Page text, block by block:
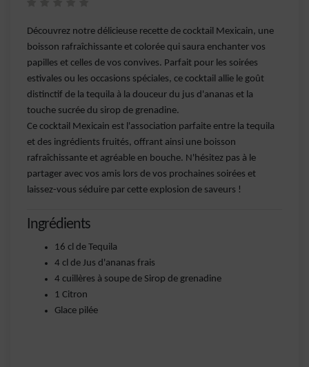
Découvrez notre délicieuse recette de cocktail Mexicain, une
boisson rafraîchissante et colorée qui saura enchanter vos
papilles et celles de vos convives. Parfait pour les soirées
estivales ou les occasions spéciales, ce cocktail allie le goût
distinctif de la tequila à la douceur du jus d'ananas et la
touche sucrée du sirop de grenadine.
Ce cocktail Mexicain est l'association parfaite entre la tequila
et des ingrédients fruités, offrant ainsi une boisson
rafraîchissante et agréable en bouche. N'hésitez pas à le
partager avec vos amis lors de vos prochaines soirées et
laissez-vous séduire par cette explosion de saveurs !
Ingrédients
16 cl de Tequila
4 cl de Jus d'ananas frais
4 cuillères à soupe de Sirop de grenadine
1 Citron
Glace pilée